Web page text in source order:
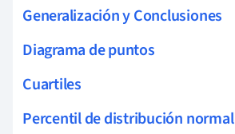
Generalización y Conclusiones
Diagrama de puntos
Cuartiles
Percentil de distribución normal